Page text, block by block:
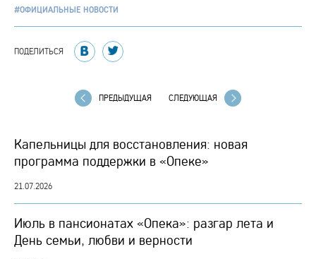
#ОФИЦИАЛЬНЫЕ НОВОСТИ
ПОДЕЛИТЬСЯ
ПРЕДЫДУЩАЯ СЛЕДУЮЩАЯ
Капельницы для восстановления: новая
программа поддержки в «Опеке»
21.07.2026
Июль в пансионатах «Опека»: разгар лета и
День семьи, любви и верности